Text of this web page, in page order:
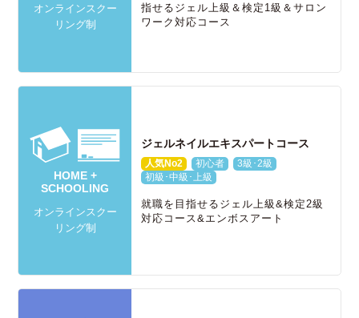
オンラインスクー
リング制
指せるジェル上級＆検定1級＆サロン
ワーク対応コース
HOME +
SCHOOLING
オンラインスクー
リング制
ジェルネイルエキスパートコース
人気No2 初心者
3級･2級
初級･中級･上級
就職を目指せるジェル上級&検定2級
対応コース&エンボスアート